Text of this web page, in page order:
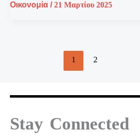
Οικονομία /21 Μαρτίου 2025
1 2
Stay Connected